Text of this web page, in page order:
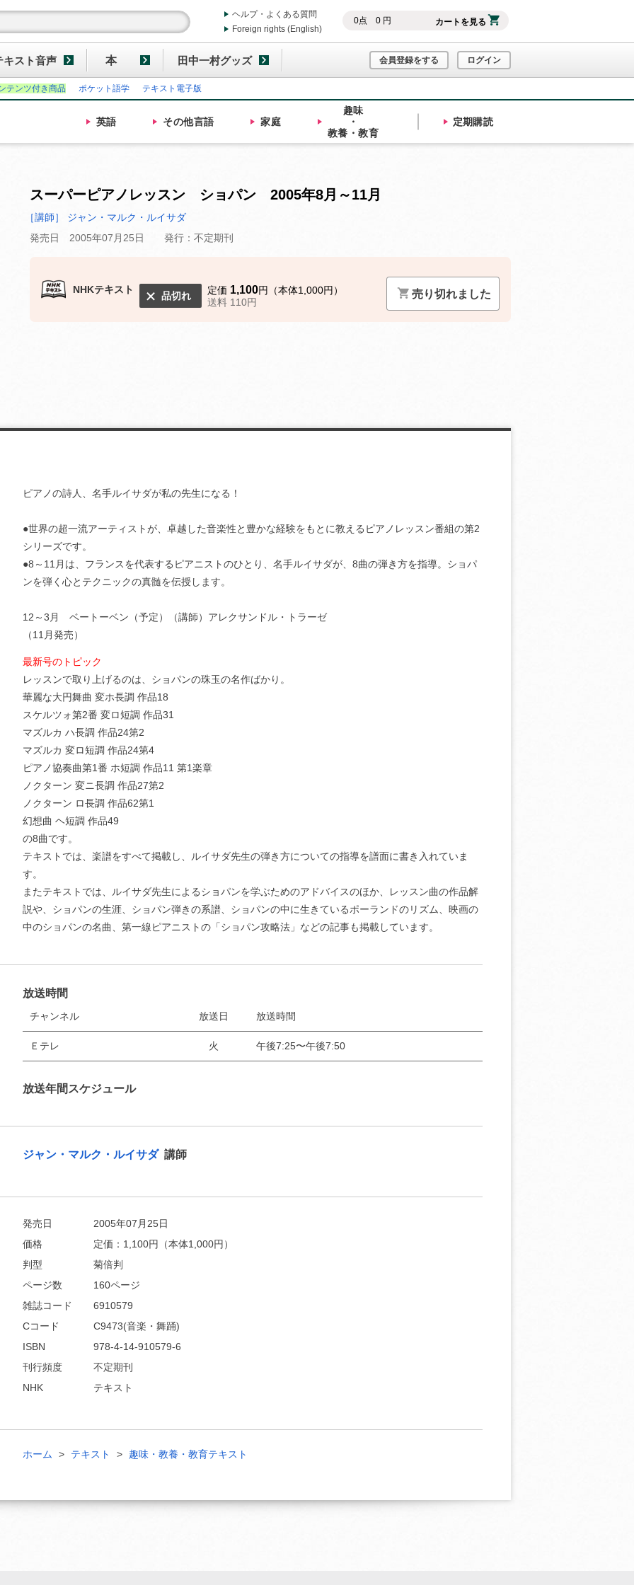
0点 0円 カートを見る
ヘルプ・よくある質問
Foreign rights (English)
キスト音声 本 田中一村グッズ 会員登録をする ログイン
テンツ付き商品 ポケット語学 テキスト電子版
英語 その他言語 家庭
趣味
・
教養・教育
定期購読
お支払いに進む
他にも商品を買う
スーパーピアノレッスン ショパン 2005年8月～11月
［講師］ ジャン・マルク・ルイサダ
発売日 2005年07月25日
発行：不定期刊
NHKテキスト
品切れ 定価 1,100円（本体1,000円）
送料 110円
売り切れました
ピアノの詩人、名手ルイサダが私の先生になる！
●世界の超一流アーティストが、卓越した音楽性と豊かな経験をもとに教えるピアノレッスン番組の第2
シリーズです。
●8～11月は、フランスを代表するピアニストのひとり、名手ルイサダが、8曲の弾き方を指導。ショパ
ンを弾く心とテクニックの真髄を伝授します。
12～3月 ベートーベン（予定）（講師）アレクサンドル・トラーゼ
（11月発売）
最新号のトピック
レッスンで取り上げるのは、ショパンの珠玉の名作ばかり。
華麗な大円舞曲 変ホ長調 作品18
スケルツォ第2番 変ロ短調 作品31
マズルカ ハ長調 作品24第2
マズルカ 変ロ短調 作品24第4
ピアノ協奏曲第1番 ホ短調 作品11 第1楽章
ノクターン 変ニ長調 作品27第2
ノクターン ロ長調 作品62第1
幻想曲 ヘ短調 作品49
の8曲です。
テキストでは、楽譜をすべて掲載し、ルイサダ先生の弾き方についての指導を譜面に書き入れていま
す。
またテキストでは、ルイサダ先生によるショパンを学ぶためのアドバイスのほか、レッスン曲の作品解
説や、ショパンの生涯、ショパン弾きの系譜、ショパンの中に生きているポーランドのリズム、映画の
中のショパンの名曲、第一線ピアニストの「ショパン攻略法」などの記事も掲載しています。
放送時間
チャンネル 放送日 放送時間
Ｅテレ 火 午後7:25〜午後7:50
放送年間スケジュール
ジャン・マルク・ルイサダ 講師
発売日
2005年07月25日
価格
定価： 1,100円（本体1,000円）
判型
菊倍判
ページ数
160ページ
雑誌コード
6910579
Cコード
C9473(音楽・舞踊)
ISBN
978-4-14-910579-6
刊行頻度
不定期刊
NHK
テキスト
ホーム テキスト 趣味・教養・教育テキスト